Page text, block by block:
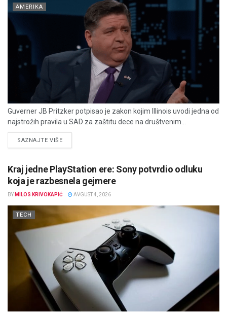
AMERIKA
Guverner JB Pritzker potpisao je zakon kojim Illinois uvodi jedna od
najstrožih pravila u SAD za zaštitu dece na društvenim...
SAZNAJTE VIŠEDETAILS
Kraj jedne PlayStation ere: Sony potvrdio odluku
koja je razbesnela gejmere
BY MILOS KRIVOKAPIĆ AVGUST 4, 2026
TECH